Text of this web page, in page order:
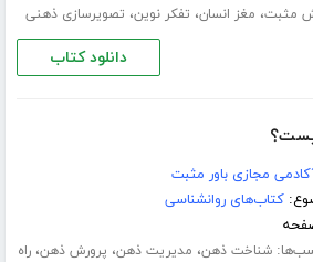
مثبت، مغز انسان، تفکر نوین، تصویرسازی ذهنی
دانلود کتاب
مجازی باور مثبت
کتاب‌های روانشناسی
شناخت ذهن، مدیریت ذهن، پرورش ذهن،راه